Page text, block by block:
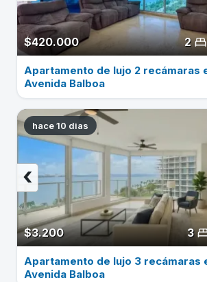
$420.000 2
Apartamento de lujo 2 recámaras
Avenida Balboa
hace 10 dias
$3.200 3
‹
Apartamento de lujo 3 recámaras
Avenida Balboa